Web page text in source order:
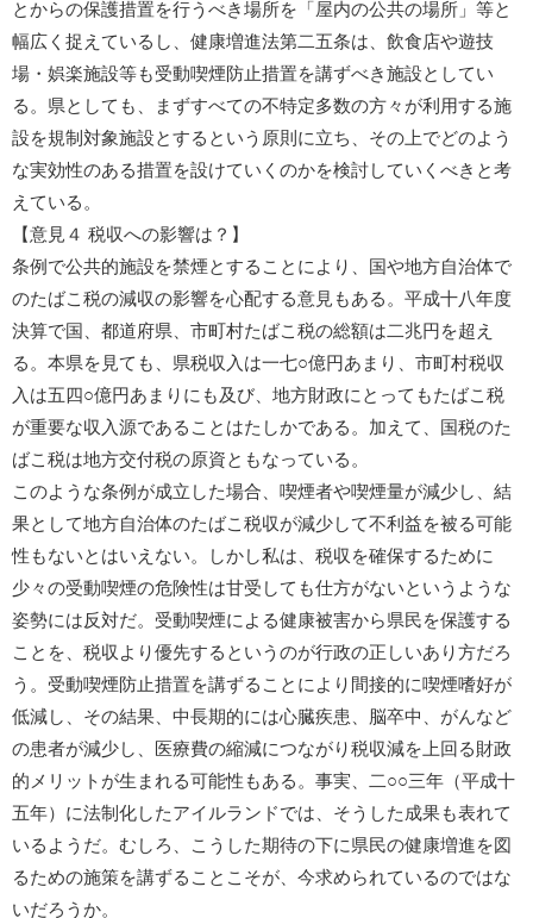
とからの保護措置を行うべき場所を「屋内の公共の場所」等と
幅広く捉えているし、健康増進法第二五条は、飲食店や遊技
場・娯楽施設等も受動喫煙防止措置を講ずべき施設としてい
る。県としても、まずすべての不特定多数の方々が利用する施
設を規制対象施設とするという原則に立ち、その上でどのよう
な実効性のある措置を設けていくのかを検討していくべきと考
えている。
【意見４ 税収への影響は？】
条例で公共的施設を禁煙とすることにより、国や地方自治体で
のたばこ税の減収の影響を心配する意見もある。平成十八年度
決算で国、都道府県、市町村たばこ税の総額は二兆円を超え
る。本県を見ても、県税収入は一七○億円あまり、市町村税収
入は五四○億円あまりにも及び、地方財政にとってもたばこ税
が重要な収入源であることはたしかである。加えて、国税のた
ばこ税は地方交付税の原資ともなっている。
このような条例が成立した場合、喫煙者や喫煙量が減少し、結
果として地方自治体のたばこ税収が減少して不利益を被る可能
性もないとはいえない。しかし私は、税収を確保するために
少々の受動喫煙の危険性は甘受しても仕方がないというような
姿勢には反対だ。受動喫煙による健康被害から県民を保護する
ことを、税収より優先するというのが行政の正しいあり方だろ
う。受動喫煙防止措置を講ずることにより間接的に喫煙嗜好が
低減し、その結果、中長期的には心臓疾患、脳卒中、がんなど
の患者が減少し、医療費の縮減につながり税収減を上回る財政
的メリットが生まれる可能性もある。事実、二○○三年（平成十
五年）に法制化したアイルランドでは、そうした成果も表れて
いるようだ。むしろ、こうした期待の下に県民の健康増進を図
るための施策を講ずることこそが、今求められているのではな
いだろうか。